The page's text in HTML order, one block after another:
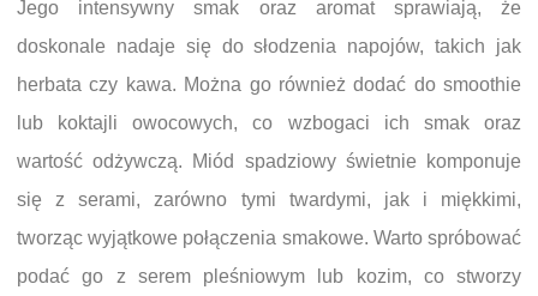
Jego intensywny smak oraz aromat sprawiają, że
doskonale nadaje się do słodzenia napojów, takich jak
herbata czy kawa. Można go również dodać do smoothie
lub koktajli owocowych, co wzbogaci ich smak oraz
wartość odżywczą. Miód spadziowy świetnie komponuje
się z serami, zarówno tymi twardymi, jak i miękkimi,
tworząc wyjątkowe połączenia smakowe. Warto spróbować
podać go z serem pleśniowym lub kozim, co stworzy